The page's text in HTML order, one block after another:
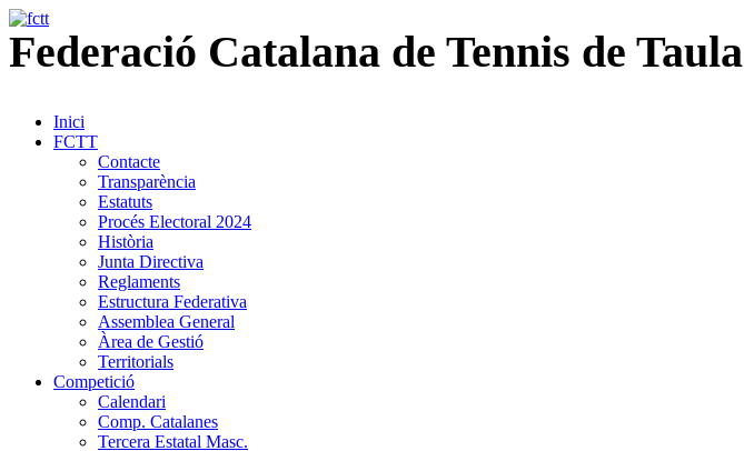
Federació Catalana de Tennis de Taula
Inici
FCTT
Contacte
Transparència
Estatuts
Procés Electoral 2024
Història
Junta Directiva
Reglaments
Estructura Federativa
Assemblea General
Àrea de Gestió
Territorials
Competició
Calendari
Comp. Catalanes
Tercera Estatal Masc.